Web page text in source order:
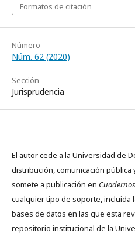
Formatos de citación
Número
Núm. 62 (2020)
Sección
Jurisprudencia
El autor cede a la Universidad de
distribución, comunicación
somete a publicación en
cualquier tipo de soporte, incluida
bases de datos en las que esta
repositorio institucional de la